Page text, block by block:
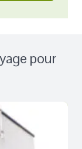
pour